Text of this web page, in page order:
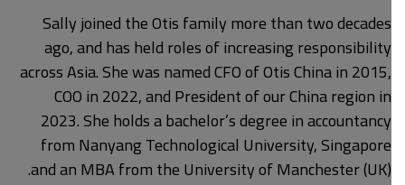
Sally joined the Otis family more than two decades
ago, and has held roles of increasing responsibility
across Asia. She was named CFO of Otis China in 2015,
COO in 2022, and President of our China region in
2023. She holds a bachelor’s degree in accountancy
from Nanyang Technological University, Singapore
and an MBA from the University of Manchester (UK).